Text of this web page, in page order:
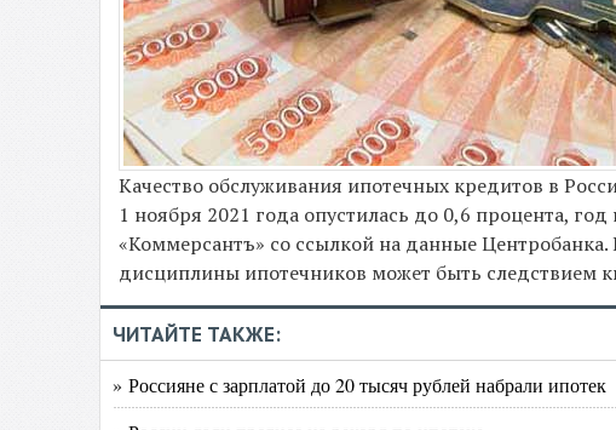
Качество обслуживания ипотечных кредитов в
1 ноября 2021 года опустилась до 0,6 процента,
«Коммерсантъ» со ссылкой на данные
дисциплины ипотечников может быть следствием
ЧИТАЙТЕ ТАКЖЕ:
» Россияне с зарплатой до 20 тысяч рублей набрали ипотек